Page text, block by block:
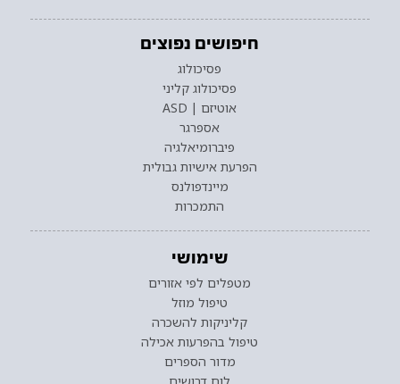
חיפושים נפוצים
פסיכולוג
פסיכולוג קליני
אוטיזם | ASD
אספרגר
פיברומיאלגיה
הפרעת אישיות גבולית
מיינדפולנס
התמכרות
שימושי
מטפלים לפי אזורים
טיפול מוזל
קליניקות להשכרה
טיפול בהפרעות אכילה
מדור הספרים